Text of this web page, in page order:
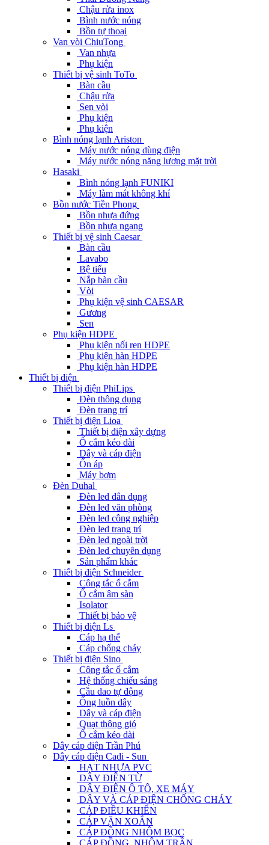
Chậu rửa inox
Bình nước nóng
Bồn tự thoại
Van vòi ChiuTong
Van nhựa
Phụ kiện
Thiết bị vệ sinh ToTo
Bàn cầu
Chậu rửa
Sen vòi
Phụ kiện
Phụ kiện
Bình nóng lạnh Ariston
Máy nước nóng dùng điện
Máy nước nóng năng lương mặt trời
Hasaki
Bình nóng lạnh FUNIKI
Máy làm mát không khí
Bồn nước Tiền Phong
Bồn nhựa đứng
Bồn nhựa ngang
Thiết bị vệ sinh Caesar
Bàn cầu
Lavabo
Bệ tiểu
Nắp bàn cầu
Vòi
Phụ kiện vệ sinh CAESAR
Gương
Sen
Phụ kiện HDPE
Phụ kiện nối ren HDPE
Phụ kiện hàn HDPE
Phụ kiện hàn HDPE
Thiết bị điện
Thiết bị điện PhiLips
Đèn thông dụng
Đèn trang trí
Thiết bị điện Lioa
Thiết bị điện xây dựng
Ổ cắm kéo dài
Dây và cáp điện
Ổn áp
Máy bơm
Đèn Duhal
Đèn led dân dụng
Đèn led văn phòng
Đèn led công nghiệp
Đèn led trang trí
Đèn led ngoài trời
Đèn led chuyên dụng
Sản phẩm khác
Thiết bị điện Schneider
Công tắc ổ cắm
Ổ cắm âm sàn
Isolator
Thiết bị bảo vệ
Thiết bị điện Ls
Cáp hạ thế
Cáp chống cháy
Thiết bị điện Sino
Công tắc ổ cắm
Hệ thống chiếu sáng
Cầu dao tự động
Ống luồn dây
Dây và cáp điện
Quạt thông gió
Ổ cắm kéo dài
Dây cáp điện Trần Phú
Dây cáp điện Cadi - Sun
HẠT NHỰA PVC
DÂY ĐIỆN TỪ
DÂY ĐIỆN Ô TÔ, XE MÁY
DÂY VÀ CÁP ĐIỆN CHỐNG CHÁY
CÁP ĐIỀU KHIỂN
CÁP VẶN XOẮN
CÁP ĐỒNG NHÔM BỌC
CÁP ĐỒNG, NHÔM TRẦN